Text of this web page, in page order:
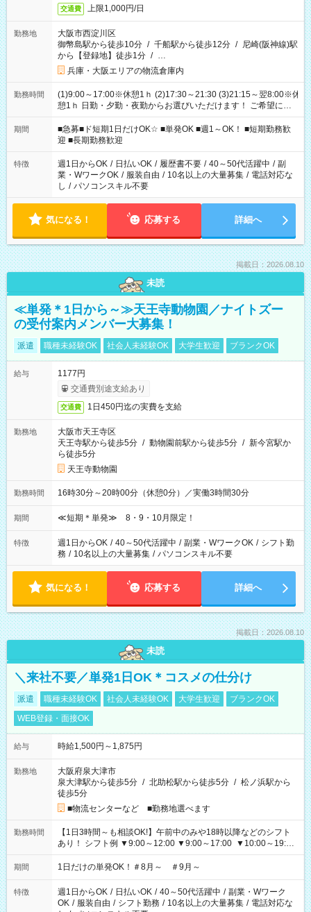
交通費 上限1,000円/日
勤務地
大阪市西淀川区
御幣島駅から徒歩10分 / 千船駅から徒歩12分 / 尼崎(阪神線)駅
から【登録地】徒歩1分 / …
兵庫・大阪エリアの物流倉庫内
勤務時間
(1)9:00～17:00※休憩1ｈ (2)17:30～21:30 (3)21:15～翌8:00※休
憩1ｈ 日勤・夕勤・夜勤からお選びいただけます！ ご希望に合
わせて働けるお仕事です(*^^*) 【その他選べる勤務時間】 8-17
時/9-17時/9-18時/10-18時/11-21時/18-22時/20-翌4時/21-翌5
時/22-翌6時/0-翌8時 ご自身のご都合で選んで頂ける完全自由シ
フト！
期間
■急募■ド短期1日だけOK☆ ■単発OK ■週1～OK！ ■短期勤務歓
迎 ■長期勤務歓迎
特徴 週1日からOK / 日払いOK / 履歴書不要 / 40～50代活躍中 / 副
業・WワークOK / 服装自由 / 10名以上の大量募集 / 電話対応な
し / パソコンスキル不要
気になる！ 応募する 詳細へ
掲載日：2026.08.10
未読
≪単発＊1日から～≫天王寺動物園／ナイトズー
の受付案内メンバー大募集！
派遣 職種未経験OK 社会人未経験OK 大学生歓迎 ブランクOK
給与
1177円
交通費別途支給あり
交通費 1日450円迄の実費を支給
勤務地
大阪市天王寺区
天王寺駅から徒歩5分 / 動物園前駅から徒歩5分 / 新今宮駅か
ら徒歩5分
天王寺動物園
勤務時間 16時30分～20時00分（休憩0分）／実働3時間30分
期間 ≪短期＊単発≫ 8・9・10月限定！
特徴 週1日からOK / 40～50代活躍中 / 副業・WワークOK / シフト勤
務 / 10名以上の大量募集 / パソコンスキル不要
気になる！ 応募する 詳細へ
掲載日：2026.08.10
未読
＼来社不要／単発1日OK＊コスメの仕分け
派遣 職種未経験OK 社会人未経験OK 大学生歓迎
ブランクOK
WEB登録・面接OK
給与 時給1,500円～1,875円
勤務地
大阪府泉大津市
泉大津駅から徒歩5分 / 北助松駅から徒歩5分 / 松ノ浜駅から
徒歩5分
■物流センターなど ■勤務地選べます
勤務時間
【1日3時間～も相談OK!】午前中のみや18時以降などのシフト
あり！ シフト例 ▼9:00～12:00 ▼9:00～17:00 ▼10:00～19:00
▼18:00～21:00
期間 1日だけの単発OK！＃8月～ ＃9月～
特徴 週1日からOK / 日払いOK / 40～50代活躍中 / 副業・Wワーク
OK / 服装自由 / シフト勤務 / 10名以上の大量募集 / 電話対応な